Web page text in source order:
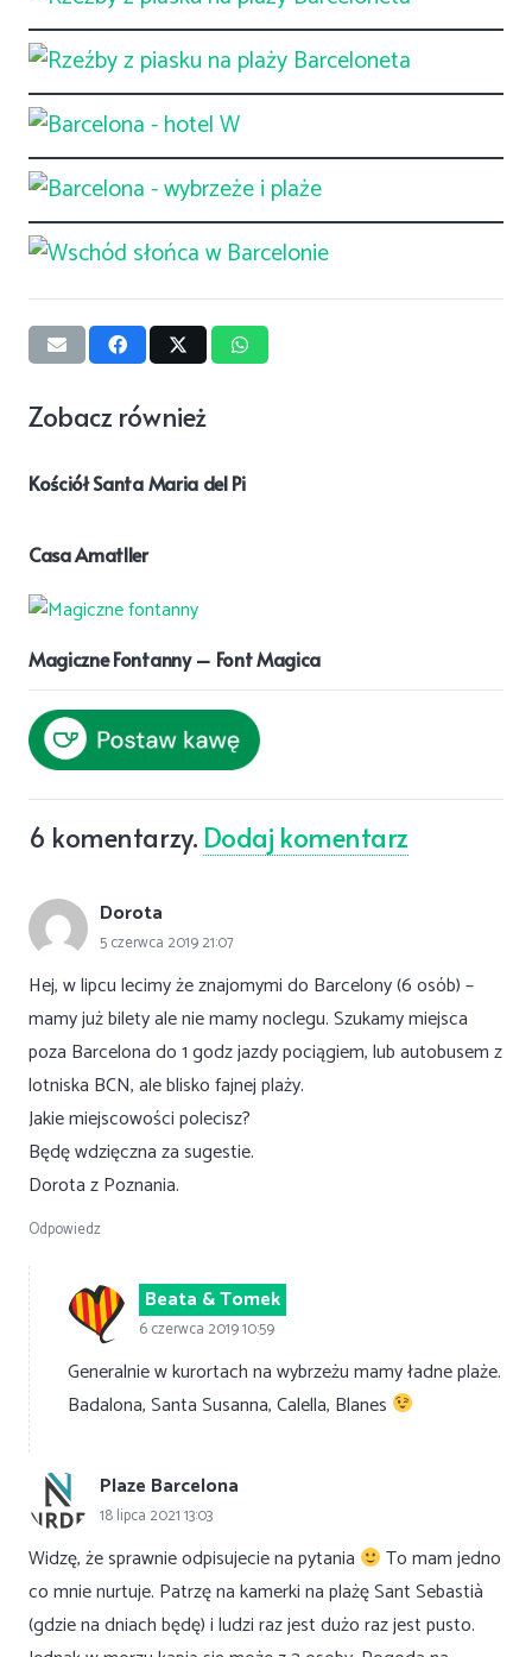
Zobacz również
Kościół Santa Maria del Pi
Casa Amatller
Magiczne Fontanny – Font Magica
6 komentarzy. Dodaj komentarz
Dorota
5 czerwca 2019 21:07
Hej, w lipcu lecimy że znajomymi do Barcelony (6 osób) –
mamy już bilety ale nie mamy noclegu. Szukamy miejsca
poza Barcelona do 1 godz jazdy pociągiem, lub autobusem z
lotniska BCN, ale blisko fajnej plaży.
Jakie miejscowości polecisz?
Będę wdzięczna za sugestie.
Dorota z Poznania.
Odpowiedz
Beata & Tomek
6 czerwca 2019 10:59
Generalnie w kurortach na wybrzeżu mamy ładne plaże.
Badalona, Santa Susanna, Calella, Blanes
Plaze Barcelona
18 lipca 2021 13:03
Widzę, że sprawnie odpisujecie na pytania
To mam jedno
co mnie nurtuje. Patrzę na kamerki na plażę Sant Sebastià
(gdzie na dniach będę) i ludzi raz jest dużo raz jest pusto.